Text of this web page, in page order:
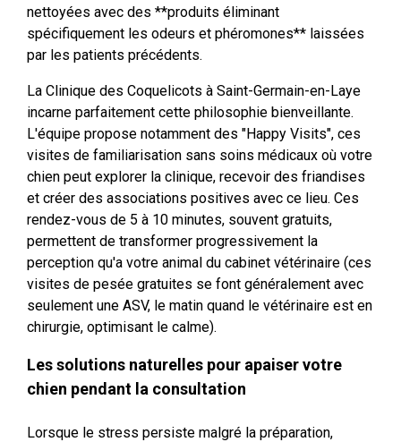
nettoyées avec des **produits éliminant
spécifiquement les odeurs et phéromones** laissées
par les patients précédents.
La Clinique des Coquelicots à Saint-Germain-en-Laye
incarne parfaitement cette philosophie bienveillante.
L'équipe propose notamment des "Happy Visits", ces
visites de familiarisation sans soins médicaux où votre
chien peut explorer la clinique, recevoir des friandises
et créer des associations positives avec ce lieu. Ces
rendez-vous de 5 à 10 minutes, souvent gratuits,
permettent de transformer progressivement la
perception qu'a votre animal du cabinet vétérinaire (ces
visites de pesée gratuites se font généralement avec
seulement une ASV, le matin quand le vétérinaire est en
chirurgie, optimisant le calme).
Les solutions naturelles pour apaiser votre
chien pendant la consultation
Lorsque le stress persiste malgré la préparation,